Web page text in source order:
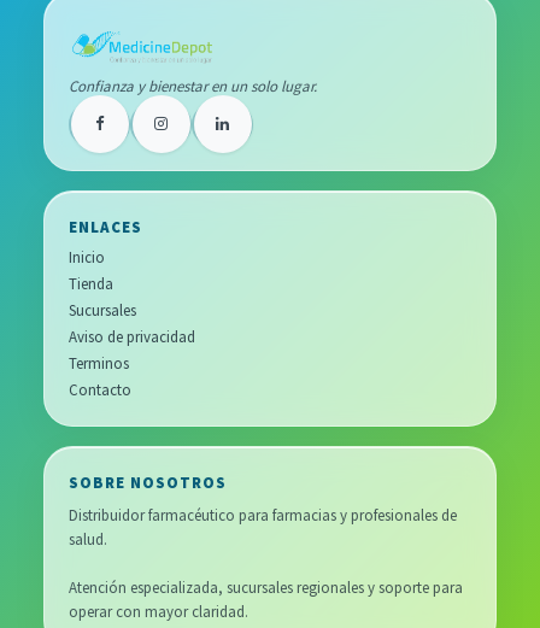
Confianza y bienestar en un solo lugar.
ENLACES
Inicio
Tienda
Sucursales
Aviso de privacidad
Terminos
Contacto
SOBRE NOSOTROS
Distribuidor farmacéutico para farmacias y profesionales de
salud.
Atención especializada, sucursales regionales y soporte para
operar con mayor claridad.